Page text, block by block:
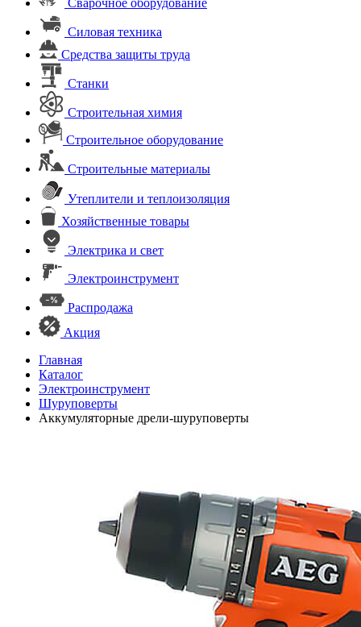
Сварочное оборудование
Силовая техника
Средства защиты труда
Станки
Строительная химия
Строительное оборудование
Строительные материалы
Утеплители и теплоизоляция
Хозяйственные товары
Электрика и свет
Электроинструмент
Распродажа
Акция
Главная
Каталог
Электроинструмент
Шуруповерты
Аккумуляторные дрели-шуруповерты